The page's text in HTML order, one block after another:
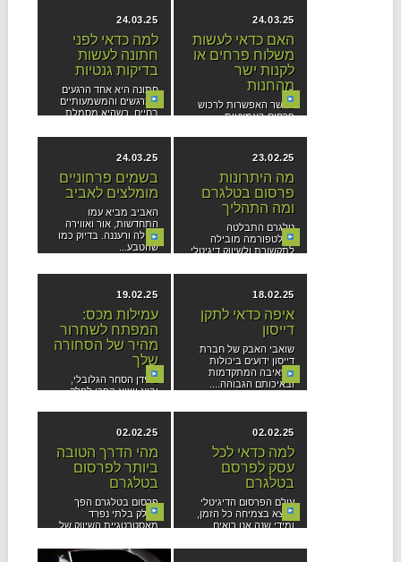
24.03.25
למה כדאי לפני
חתונה לעשות
בדיקות גנטיות
חתונה היא אחד הרגעים
המרגשים והמשמעותיים
בחיים, כשהיא מסמלת
24.03.25
האם כדאי לעשות
משלוח פרחים או
לקנות ישר
מהחנות
כאשר האפשרות לרכוש
פרחים באמצעות
ומקובלת, עולה השאלה
האם...
24.03.25
בשמים פרחוניים
מומלצים לאביב
האביב מביא עמו
התחדשות, אור ואווירה
קלילה ורעננה. בדיוק כמו
שהטבע...
23.02.25
מה היתרונות
פרסום בטלגרם
ומה התהליך
טלגרם התבלטה
כפלטפורמה מובילה
לתקשורת ולשיווק דיגיטלי.
העולה...
19.02.25
עמילות מכס:
המפתח לשחרור
מהיר של הסחורה
שלך
בעידן הסחר הגלובלי,
יבוא ויצוא הפכו לחלק
העסקים....
18.02.25
איפה כדאי לתקן
דייסון
שואבי האבק של חברת
דייסון ידועים ביכולות
השאיבה המתקדמות
ובאיכותם הגבוהה....
02.02.25
מהי הדרך הטובה
ביותר לפרסום
בטלגרם
פרסום בטלגרם הפך
לחלק בלתי נפרד
מאסטרטגיית השיווק של
02.02.25
למה כדאי לכל
עסק לפרסם
בטלגרם
עולם הפרסום הדיגיטלי
נמצא בצמיחה כל הזמן,
ומידי שנה אנו רואים...